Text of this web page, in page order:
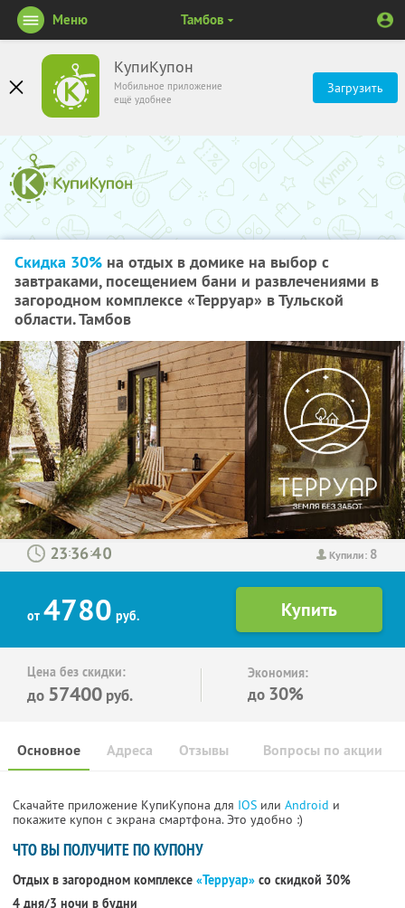
КупиКупон
Мобильное приложение
ещё удобнее
Загрузить
Меню Тамбов
Скидка 30% на отдых в домике на выбор с
завтраками, посещением бани и развлечениями в
загородном комплексе «Терруар» в Тульской
области. Тамбов
Купили: 8
: :
от 4780 руб.
Цена без скидки:
до 57400 руб.
Экономия:
до 30%
Основное Отзывы Вопросы по акции
Адреса
Скачайте приложение КупиКупона для IOS или Android и
покажите купон с экрана смартфона. Это удобно :)
ЧТО ВЫ ПОЛУЧИТЕ ПО КУПОНУ
Отдых в загородном комплексе «Терруар» со скидкой 30%
4 дня/3 ночи в будни